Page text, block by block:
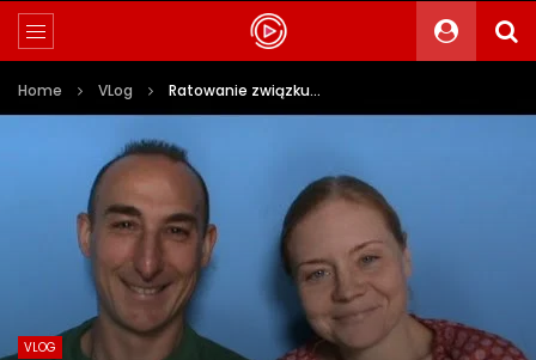
Home VLog Ratowanie związku…
VLOG